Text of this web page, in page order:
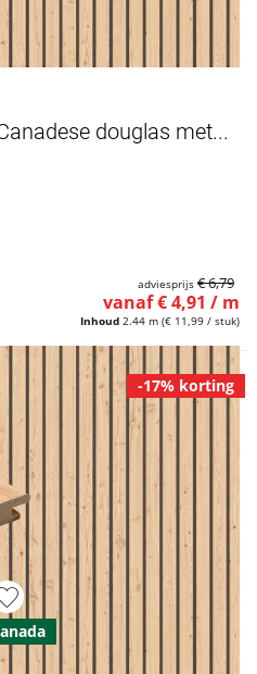
douglas met...
Inhoud 2.44 m (€ 11,99 / stuk)
vanaf € 4,91 / m
adviesprijs € 6,79
-17% korting